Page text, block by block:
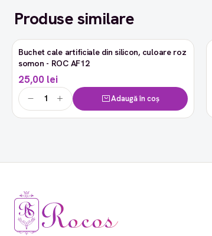
Produse similare
Buchet cale artificiale din silicon, culoare roz
somon - ROC AF12
25,00 lei
Adaugă în coș